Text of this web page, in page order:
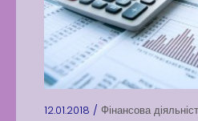
12.01.2018 / Фінансова